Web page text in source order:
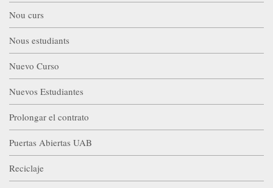
Nou curs
Nous estudiants
Nuevo Curso
Nuevos Estudiantes
Prolongar el contrato
Puertas Abiertas UAB
Reciclaje